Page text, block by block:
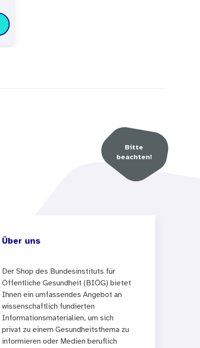
Bitte
beachten!
Über uns
Der Shop des Bundesinstituts für
Öffentliche Gesundheit (BIÖG) bietet
Ihnen ein umfassendes Angebot an
wissenschaftlich fundierten
Informationsmaterialien, um sich
privat zu einem Gesundheitsthema zu
informieren oder Medien beruflich